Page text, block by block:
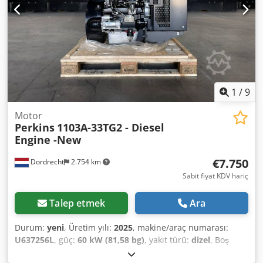
1 /9
Dordrecht 2.754 km
Motor
Perkins 1103A-33TG2 - Diesel
Engine -New
€7.750
Sabit fiyat KDV hariç
Talep etmek Ara
Durum: yeni, Üretim yılı: 2025, makine/araç numarası:
U637256L, güç: 60 kW (81,58 bg), yakıt türü: dizel, Boş
ağırlık: 420 kg Motor markası: Perkins Devir: 1500 Dcodpfx